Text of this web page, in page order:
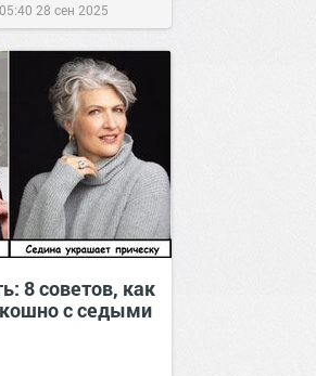
05:40 28 сен 2025
8 советов, как
с седыми